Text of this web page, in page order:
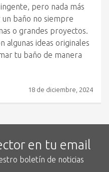
pero nada más
un baño no siempre
o grandes proyectos.
algunas ideas originales
tu baño de manera
18 de diciembre, 2024
en tu email
boletín de noticias